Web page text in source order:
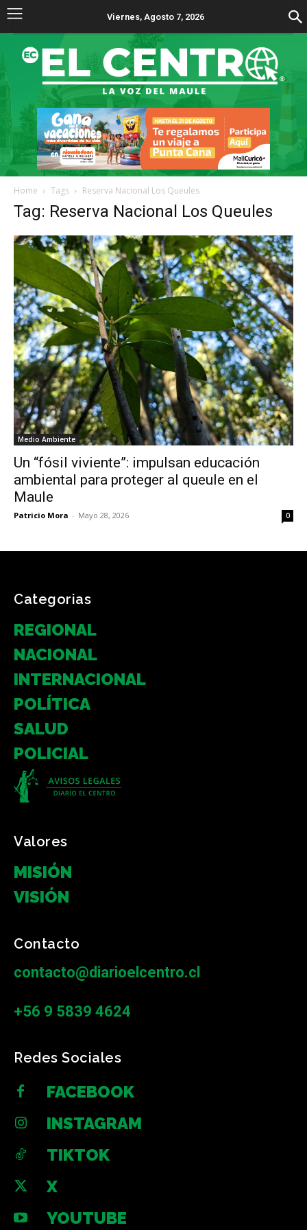
Viernes, Agosto 7, 2026
Home Tags Reserva Nacional Los Queules
Tag: Reserva Nacional Los Queules
Medio Ambiente
Un “fósil viviente”: impulsan educación
ambiental para proteger al queule en el
Maule
Patricio Mora - Mayo 28, 2026 0
Categorias
REGIONAL
NACIONAL
INTERNACIONAL
POLÍTICA
SALUD
POLICIAL
Valores
MISIÓN
VISIÓN
Contacto
contacto@diarioelcentro.cl
+56 9 5839 4624
Redes Sociales
FACEBOOK
INSTAGRAM
TIKTOK
X
YOUTUBE